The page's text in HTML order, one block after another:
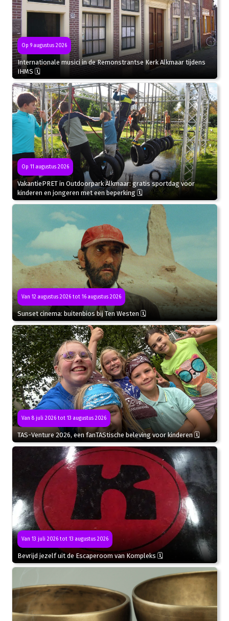
Op 9 augustus 2026
Internationale musici in de Remonstrantse Kerk Alkmaar tijdens
IHMS 🗓
Op 11 augustus 2026
VakantiePRET in Outdoorpark Alkmaar: gratis sportdag voor
kinderen en jongeren met een beperking 🗓
Van 12 augustus 2026 tot 16 augustus 2026
Sunset cinema: buitenbios bij Ten Westen 🗓
Van 8 juli 2026 tot 13 augustus 2026
TAS-Venture 2026, een fanTAStische beleving voor kinderen 🗓
Van 13 juli 2026 tot 13 augustus 2026
Bevrijd jezelf uit de Escaperoom van Kompleks 🗓